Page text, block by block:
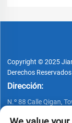
Copyright © 2025
Derechos Reservados
Dirección:
N.º 88 Calle Qigan,